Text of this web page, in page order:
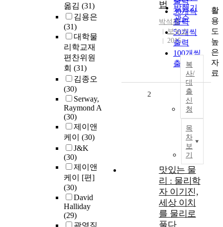
옮김 (31)
김용은
(31)
대학물
리학교재
편찬위원
회 (31)
김종오
(30)
Serway,
Raymond A
(30)
제이앤
케이 (30)
J&K
(30)
제이앤
케이 [편]
(30)
David
Halliday
(29)
발행기
관순
30개씩
출력
50개씩
출력
100개씩
출력
법
박석재
보누스
2015
복
사/
대
출
신
청
목
차
보
기
2
맛있는 물
리 : 물리학
자 이기진,
세상 이치
를 물리로
풀다
활
용
도
높
은
자
료